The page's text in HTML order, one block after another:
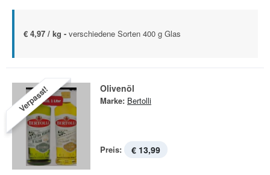
€ 4,97 / kg - verschiedene Sorten 400 g Glas
Verpasst! Olivenöl
Marke: Bertolli
Preis: € 13,99